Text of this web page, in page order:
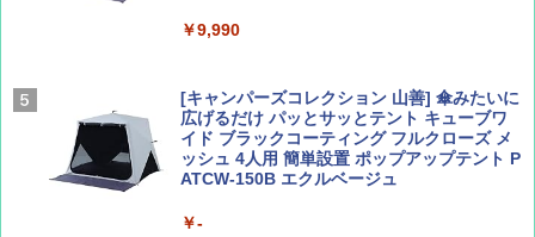
￥1,760
￥1,540
￥9,990
[キャンパーズコレクション 山善] 傘みたいに
広げるだけ パッとサッとテント キューブワ
イド ブラックコーティング フルクローズ メ
ッシュ 4人用 簡単設置 ポップアップテント P
ATCW-150B エクルベージュ
￥-